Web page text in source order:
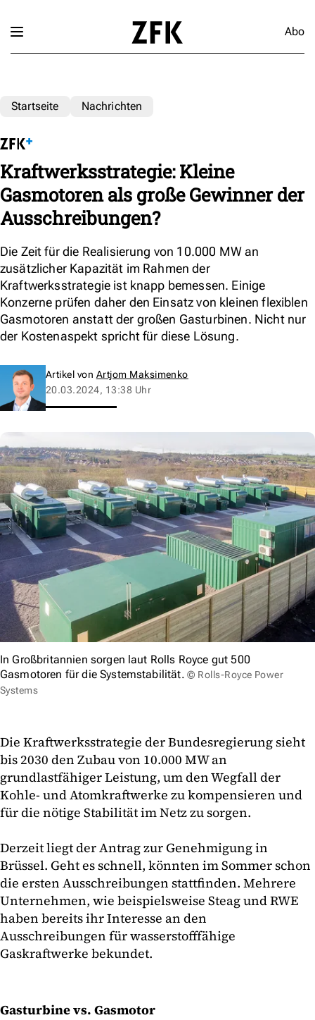
Abo
Startseite Nachrichten
Kraftwerksstrategie: Kleine
Gasmotoren als große Gewinner der
Ausschreibungen?
Die Zeit für die Realisierung von 10.000 MW an
zusätzlicher Kapazität im Rahmen der
Kraftwerksstrategie ist knapp bemessen. Einige
Konzerne prüfen daher den Einsatz von kleinen flexiblen
Gasmotoren anstatt der großen Gasturbinen. Nicht nur
der Kostenaspekt spricht für diese Lösung.
Artikel von Artjom Maksimenko
20.03.2024, 13:38 Uhr
In Großbritannien sorgen laut Rolls Royce gut 500
Gasmotoren für die Systemstabilität. © Rolls-Royce Power
Systems
Die Kraftwerksstrategie der Bundesregierung sieht
bis 2030 den Zubau von 10.000 MW an
grundlastfähiger Leistung, um den Wegfall der
Kohle- und Atomkraftwerke zu kompensieren und
für die nötige Stabilität im Netz zu sorgen.
Derzeit liegt der Antrag zur Genehmigung in
Brüssel. Geht es schnell, könnten im Sommer schon
die ersten Ausschreibungen stattfinden. Mehrere
Unternehmen, wie beispielsweise Steag und RWE
haben bereits ihr Interesse an den
Ausschreibungen für wasserstofffähige
Gaskraftwerke bekundet.
Gasturbine vs. Gasmotor